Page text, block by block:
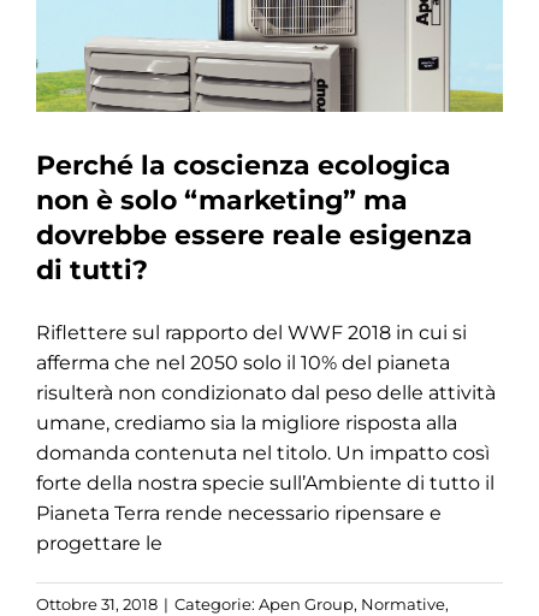
Perché la coscienza ecologica
non è solo “marketing” ma
dovrebbe essere reale esigenza
di tutti?
Riflettere sul rapporto del WWF 2018 in cui si
afferma che nel 2050 solo il 10% del pianeta
risulterà non condizionato dal peso delle attività
umane, crediamo sia la migliore risposta alla
domanda contenuta nel titolo. Un impatto così
forte della nostra specie sull’Ambiente di tutto il
Pianeta Terra rende necessario ripensare e
progettare le
Ottobre 31, 2018 | Categorie: Apen Group, Normative,